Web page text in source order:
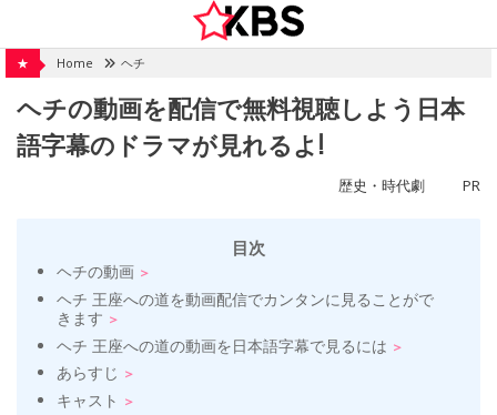
content
★ Home ヘチ
ヘチの動画を配信で無料視聴しよう日本
語字幕のドラマが見れるよ!
歴史・時代劇 PR
目次
ヘチの動画
ヘチ 王座への道を動画配信でカンタンに見ることがで
きます
ヘチ 王座への道の動画を日本語字幕で見るには
あらすじ
キャスト